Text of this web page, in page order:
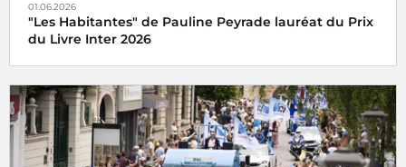
01.06.2026
"Les Habitantes" de Pauline Peyrade lauréat du Prix
du Livre Inter 2026